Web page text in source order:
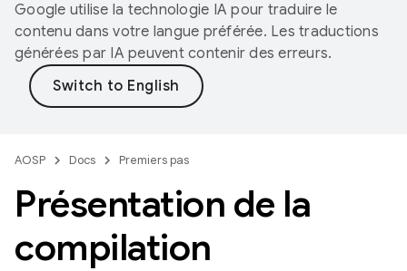
Google utilise la technologie IA pour traduire le
contenu dans votre langue préférée. Les traductions
générées par IA peuvent contenir des erreurs.
AOSP Docs Premiers pas
Présentation de la
compilation